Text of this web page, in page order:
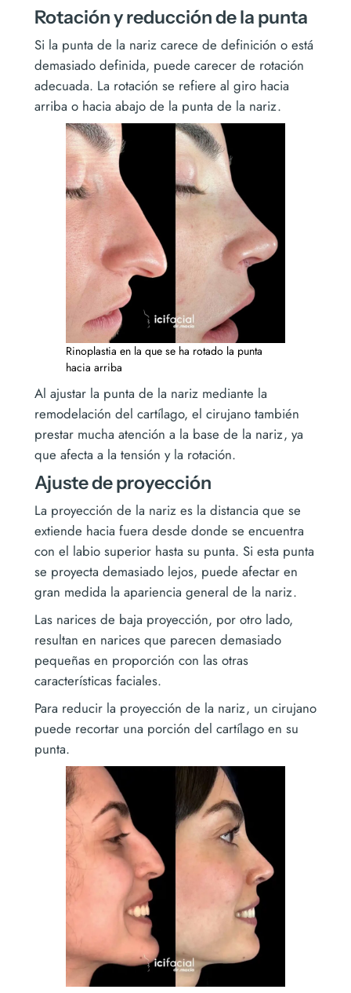
Rotación y reducción de la punta
Si la punta de la nariz carece de definición o está
demasiado definida, puede carecer de rotación
adecuada. La rotación se refiere al giro hacia
arriba o hacia abajo de la punta de la nariz.
Rinoplastia en la que se ha rotado la punta
hacia arriba
Al ajustar la punta de la nariz mediante la
remodelación del cartílago, el cirujano también
prestar mucha atención a la base de la nariz, ya
que afecta a la tensión y la rotación.
Ajuste de proyección
La proyección de la nariz es la distancia que se
extiende hacia fuera desde donde se encuentra
con el labio superior hasta su punta. Si esta punta
se proyecta demasiado lejos, puede afectar en
gran medida la apariencia general de la nariz.
Las narices de baja proyección, por otro lado,
resultan en narices que parecen demasiado
pequeñas en proporción con las otras
características faciales.
Para reducir la proyección de la nariz, un cirujano
puede recortar una porción del cartílago en su
punta.